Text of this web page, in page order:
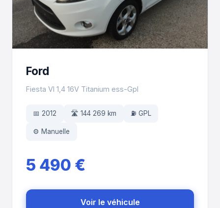
Ford
Fiesta VI 1,4 16V Titanium ess-Gpl
📅 2012 🛣️ 144 269 km ⛽ GPL
⚙️ Manuelle
5 490 €
Voir le véhicule